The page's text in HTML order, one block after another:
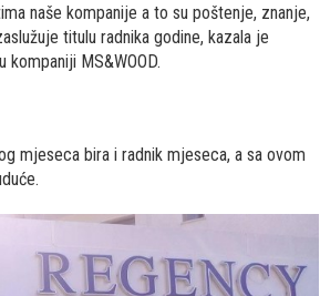
naše kompanije a to su poštenje, znanje,
titulu radnika godine, kazala je
MS&WOOD.
mjeseca bira i radnik mjeseca, a sa ovom